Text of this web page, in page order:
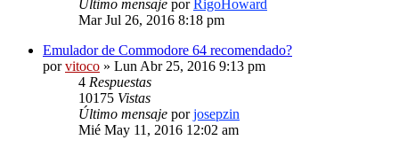
Último mensaje porRigoHoward
Mar Jul 26, 2016 8:18 pm
Emulador de Commodore 64 recomendado?
porvitoco » Lun Abr 25, 2016 9:13 pm
4 Respuestas
10175 Vistas
Último mensaje porjosepzin
Mié May 11, 2016 12:02 am